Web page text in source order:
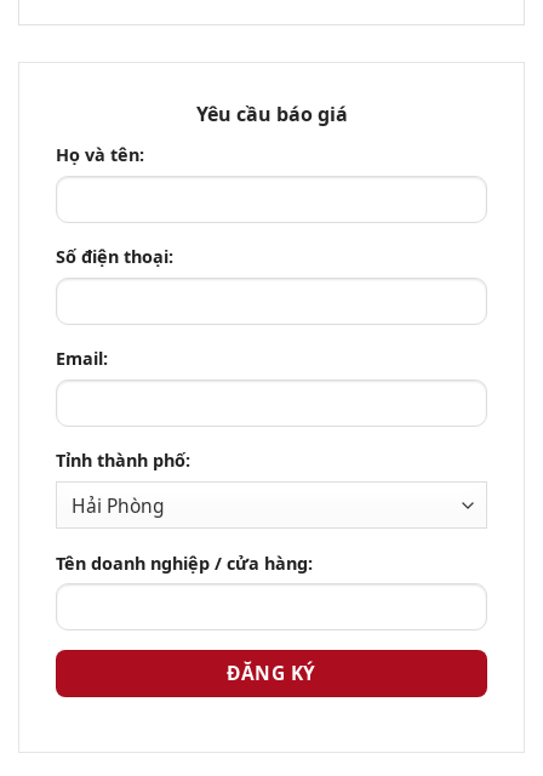
Yêu cầu báo giá
Họ và tên:
Số điện thoại:
Email:
Tỉnh thành phố:
Tên doanh nghiệp / cửa hàng: